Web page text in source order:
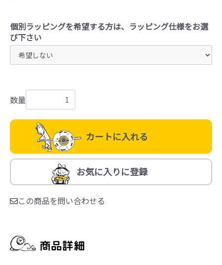
個別ラッピングを希望する方は、ラッピング仕様をお選
び下さい
数量
カートに入れる
お気に入りに登録
この商品を問い合わせる